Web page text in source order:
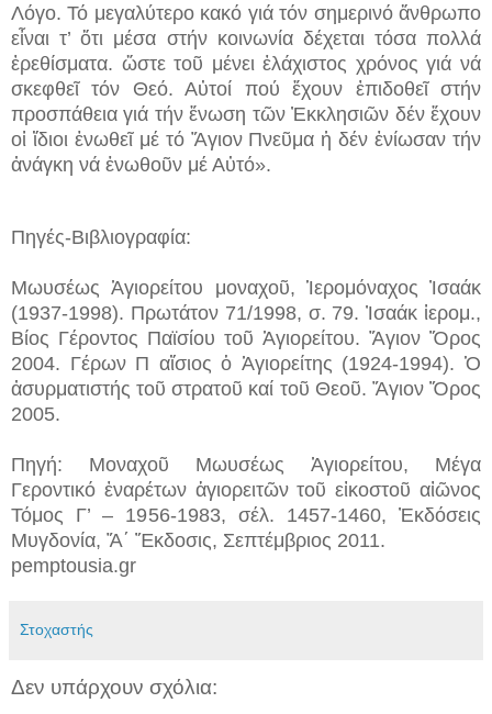
Λόγο. Τό μεγαλύτερο κακό γιά τόν σημερινό ἄνθρωπο
εἶναι τ’ ὅτι μέσα στήν κοινωνία δέχεται τόσα πολλά
ἐρεθίσματα. ὥστε τοῦ μένει ἐλάχιστος χρόνος γιά νά
σκεφθεῖ τόν Θεό. Αὐτοί πού ἔχουν ἐπιδοθεῖ στήν
προσπάθεια γιά τήν ἕνωση τῶν Ἐκκλησιῶν δέν ἔχουν
οἱ ἴδιοι ἑνωθεῖ μέ τό Ἅγιον Πνεῦμα ἡ δέν ἐνίωσαν τήν
ἀνάγκη νά ἑνωθοῦν μέ Αὐτό».
Πηγές-Βιβλιογραφία:
Μωυσέως Ἁγιορείτου μοναχοῦ, Ἱερομόναχος Ἰσαάκ
(1937-1998). Πρωτάτον 71/1998, σ. 79. Ἰσαάκ ἱερομ.,
Βίος Γέροντος Παϊσίου τοῦ Ἁγιορείτου. Ἅγιον Ὅρος
2004. Γέρων Π αἴσιος ὁ Ἁγιορείτης (1924-1994). Ὁ
ἀσυρματιστής τοῦ στρατοῦ καί τοῦ Θεοῦ. Ἅγιον Ὅρος
2005.
Πηγή: Μοναχοῦ Μωυσέως Ἁγιορείτου, Μέγα
Γεροντικό ἐναρέτων ἁγιορειτῶν τοῦ εἰκοστοῦ αἰῶνος
Τόμος Γ’ – 1956-1983, σέλ. 1457-1460, Ἐκδόσεις
Μυγδονία, Ἅ΄ Ἔκδοσις, Σεπτέμβριος 2011.
pemptousia.gr
Στοχαστής
Δεν υπάρχουν σχόλια: